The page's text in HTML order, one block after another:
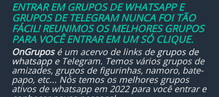
ENTRAR EM GRUPOS DE WHATSAPP E
GRUPOS DE TELEGRAM NUNCA FOI TÃO
FÁCIL! REUNIMOS OS MELHORES GRUPOS
PARA VOCÊ ENTRAR EM UM SÓ CLIQUE.
OnGruposé um acervo de links de grupos de
whatsappe Telegram. Temos vários grupos de
amizades, grupos de figurinhas, namoro, bate-
papo, etc... Nós temos os melhores grupos
ativos de whatsapp em 2022 para você entrar e